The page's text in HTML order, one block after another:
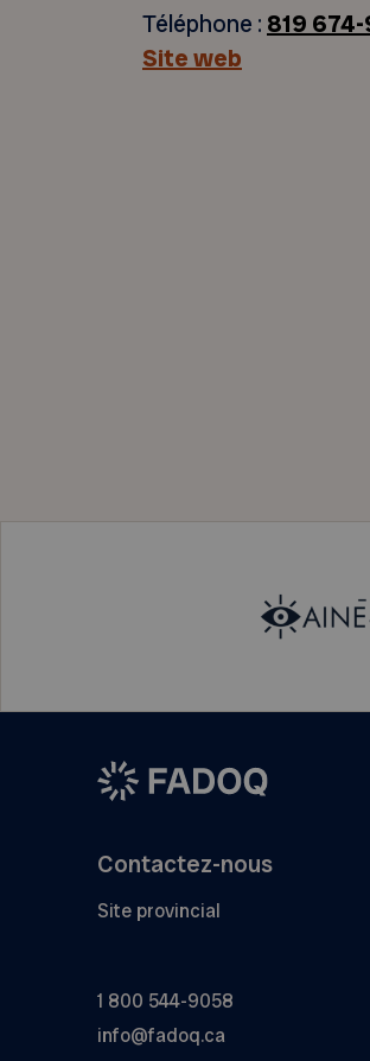
Téléphone : 819
Site web
Contactez-nous
Site provincial
1 800 544-9058
info@fadoq.ca